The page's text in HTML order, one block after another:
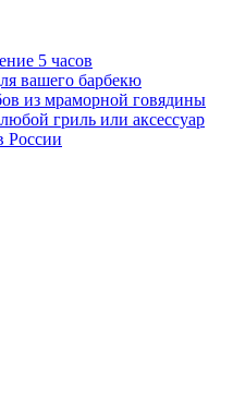
5 часов
вашего барбекю
из мраморной говядины
гриль или аксессуар
России